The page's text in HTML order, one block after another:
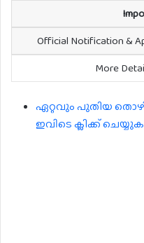
Official Notification &
More
ഏറ്റവും പുതിയ
ഇവിടെ ക്ലിക്ക് ചെയ്യുക